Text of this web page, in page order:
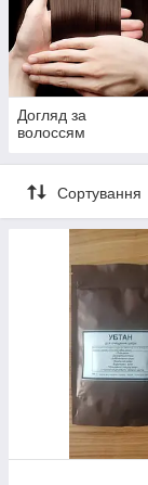
Догляд за
волоссям
Сортування